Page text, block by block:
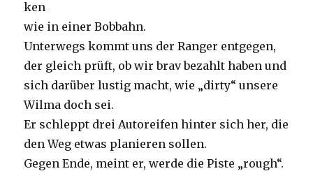
ken
wie in einer Bobbahn.
Unterwegs kommt uns der Ranger entgegen,
der gleich prüft, ob wir brav bezahlt haben und
sich darüber lustig macht, wie „dirty“ unsere
Wilma doch sei.
Er schleppt drei Autoreifen hinter sich her, die
den Weg etwas planieren sollen.
Gegen Ende, meint er, werde die Piste „rough“.